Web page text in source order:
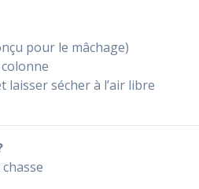
pour le mâchage)
sécher à l’air libre